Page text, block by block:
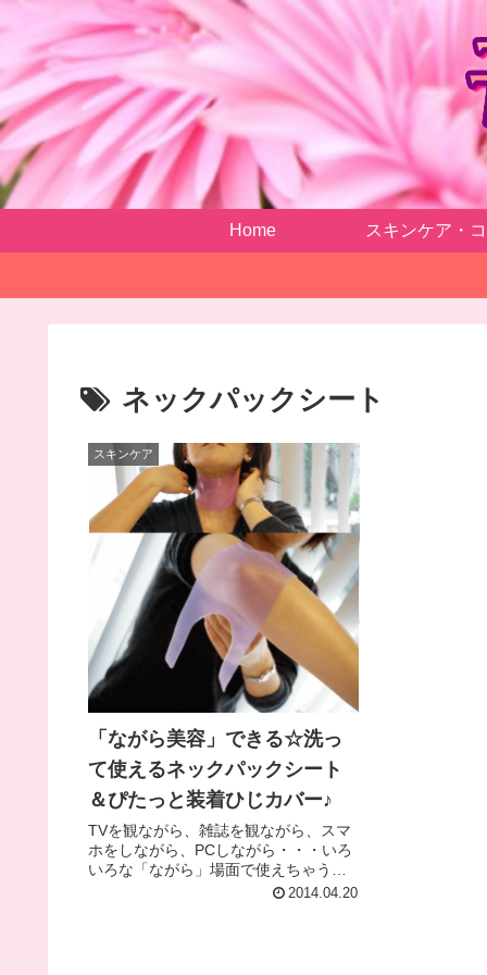
Home スキンケア・
ネックパックシート
スキンケア
「ながら美容」できる☆洗っ
て使えるネックパックシート
＆ぴたっと装着ひじカバー♪
TVを観ながら、雑誌を観ながら、スマ
ホをしながら、PCしながら・・・いろ
いろな「ながら」場面で使えちゃう、
便利なシリコンパックのシートですー
2014.04.20